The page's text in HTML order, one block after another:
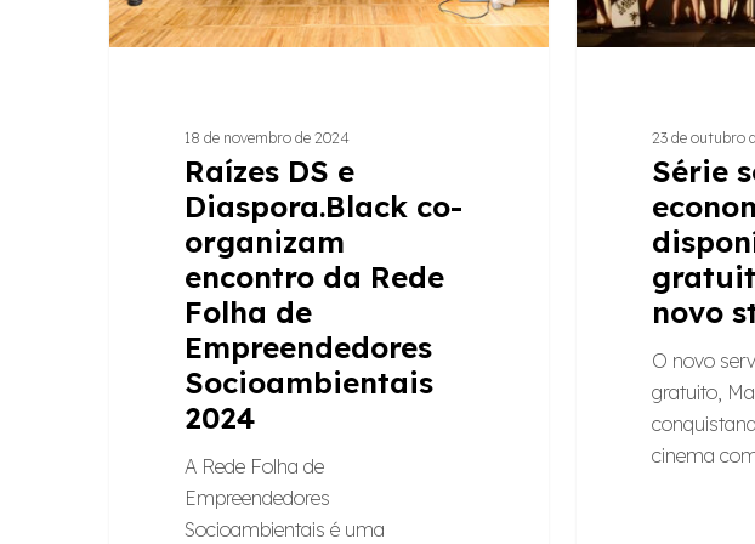
Rede
Folha
Socioambientais18 de novembro de 2024
Raízes DS e
Diaspora.Black co-
organizam
encontro da Rede
Folha de
Empreendedores
Socioambientais
2024
A Rede Folha de
Empreendedores
Socioambientais é uma
streaming
23 de outubro
Série
novo
O novo
gratuito,
cinema